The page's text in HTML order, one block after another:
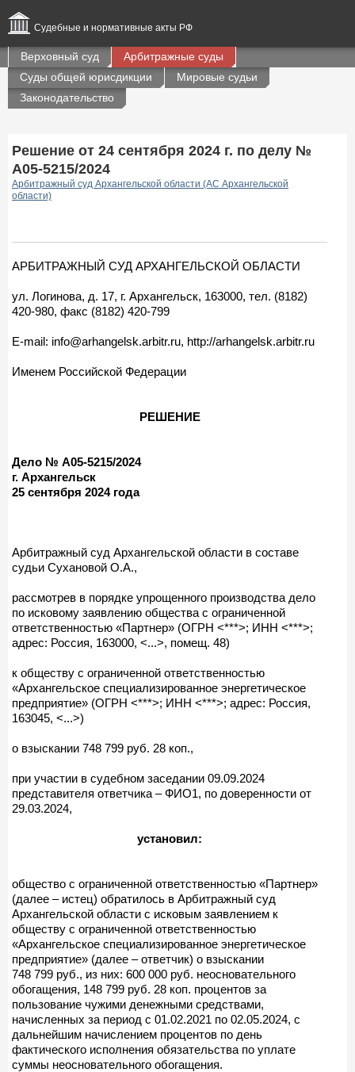
Судебные и нормативные акты РФ
Верховный суд
Арбитражные суды
Суды общей юрисдикции
Мировые судьи
Законодательство
Решение от 24 сентября 2024 г. по делу №
А05-5215/2024
Арбитражный суд Архангельской области (АС Архангельской
области)
АРБИТРАЖНЫЙ СУД АРХАНГЕЛЬСКОЙ ОБЛАСТИ
ул. Логинова, д. 17, г. Архангельск, 163000, тел. (8182)
420-980, факс (8182) 420-799
E-mail: info@arhangelsk.arbitr.ru, http://arhangelsk.arbitr.ru
Именем Российской Федерации
РЕШЕНИЕ
Дело № А05-5215/2024
г. Архангельск
25 сентября 2024 года
Арбитражный суд Архангельской области в составе
судьи Сухановой О.А.,
рассмотрев в порядке упрощенного производства дело
по исковому заявлению общества с ограниченной
ответственностью «Партнер» (ОГРН <***>; ИНН <***>;
адрес: Россия, 163000, <...>, помещ. 48)
к обществу с ограниченной ответственностью
«Архангельское специализированное энергетическое
предприятие» (ОГРН <***>; ИНН <***>; адрес: Россия,
163045, <...>)
о взыскании 748 799 руб. 28 коп.,
при участии в судебном заседании 09.09.2024
представителя ответчика – ФИО1, по доверенности от
29.03.2024,
установил:
общество с ограниченной ответственностью «Партнер»
(далее – истец) обратилось в Арбитражный суд
Архангельской области с исковым заявлением к
обществу с ограниченной ответственностью
«Архангельское специализированное энергетическое
предприятие» (далее – ответчик) о взыскании
748 799 руб., из них: 600 000 руб. неосновательного
обогащения, 148 799 руб. 28 коп. процентов за
пользование чужими денежными средствами,
начисленных за период с 01.02.2021 по 02.05.2024, с
дальнейшим начислением процентов по день
фактического исполнения обязательства по уплате
суммы неосновательного обогащения.